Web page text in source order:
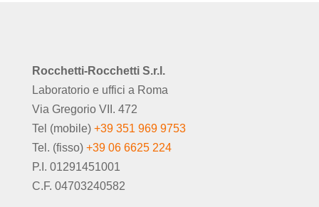
Rocchetti-Rocchetti S.r.l.
Laboratorio e uffici a Roma
Via Gregorio VII. 472
Tel (mobile) +39 351 969 9753
Tel. (fisso) +39 06 6625 224
P.I. 01291451001
C.F. 04703240582